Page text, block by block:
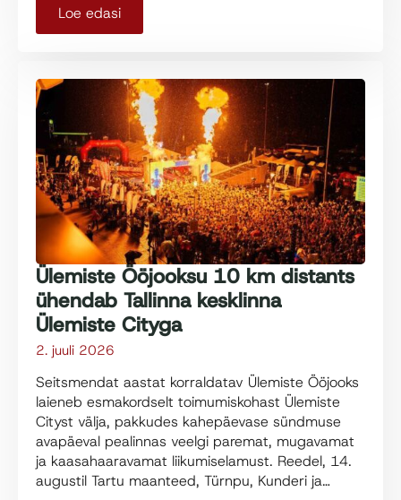
Loe edasi
Ülemiste Ööjooksu 10 km distants
ühendab Tallinna kesklinna
Ülemiste Cityga
2. juuli 2026
Seitsmendat aastat korraldatav Ülemiste Ööjooks
laieneb esmakordselt toimumiskohast Ülemiste
Cityst välja, pakkudes kahepäevase sündmuse
avapäeval pealinnas veelgi paremat, mugavamat
ja kaasahaaravamat liikumiselamust. Reedel, 14.
augustil Tartu maanteed, Türnpu, Kunderi ja…